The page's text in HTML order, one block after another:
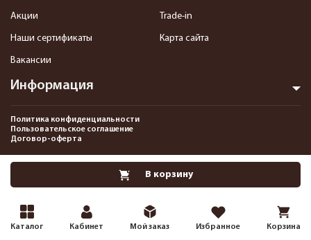
Каталог Кабинет Мой заказ Избранное Корзина
В корзину
Информация
Акции
Наши сертификаты
Вакансии
Trade-in
Карта сайта
Политика конфиденциальности
Пользовательское соглашение
Договор-оферта
2013-2026 Интернет-магазин пневматики, страйкбола и снаряжения–
Pnevmat24.ru. Все права защищены.©